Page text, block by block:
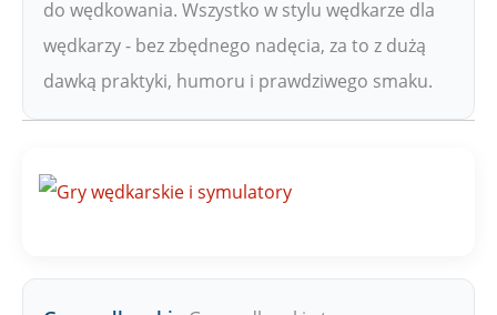
do wędkowania. Wszystko w stylu wędkarze dla
wędkarzy - bez zbędnego nadęcia, za to z dużą
dawką praktyki, humoru i prawdziwego smaku.